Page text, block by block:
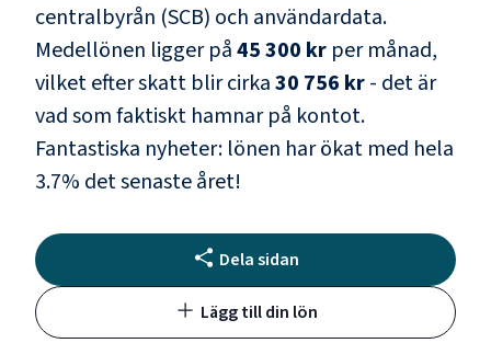
centralbyrån (SCB) och användardata.
Medellönen ligger på45 300 kr per månad,
vilket efter skatt blir cirka30 756 kr- det är
vad som faktiskt hamnar på kontot.
Fantastiska nyheter: lönen har ökat med hela
3.7% det senaste året!
Dela sidan
Lägg till din lön